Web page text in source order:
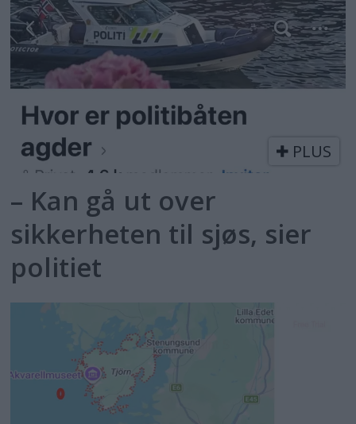
PLUS
– Kan gå ut over
sikkerheten til sjøs, sier
politiet